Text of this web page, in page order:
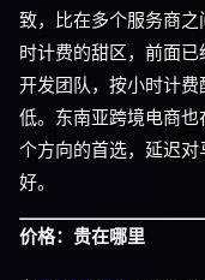
致，比在多个服务商
时计费的甜区，前面
开发团队，按小时计
低。东南亚跨境电商
个方向的首选，延迟
好。
价格：贵在哪里